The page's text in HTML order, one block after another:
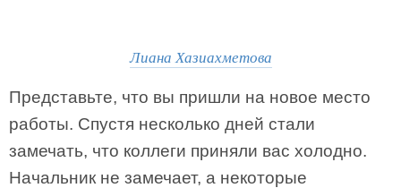
Лиана Хазиахметова
Представьте, что вы пришли на новое место
работы. Спустя несколько дней стали
замечать, что коллеги приняли вас холодно.
Начальник не замечает, а некоторые